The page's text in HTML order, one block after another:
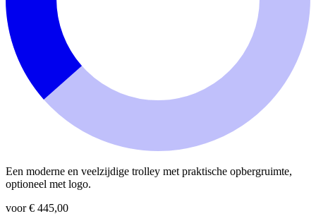
Een moderne en veelzijdige trolley met praktische opbergruimte,
optioneel met logo.
voor € 445,00